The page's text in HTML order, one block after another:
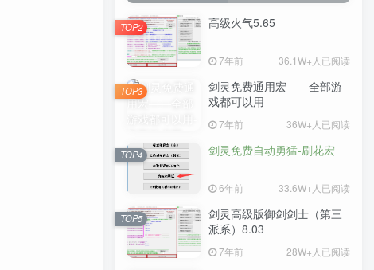
高级火气5.65
7年前 36.1W+人已阅读
TOP2
剑灵免费通用宏——全部游
戏都可以用
7年前 36W+人已阅读
TOP3
剑灵免费自动勇猛-刷花宏
6年前 33.6W+人已阅读
TOP4
剑灵高级版御剑剑士（第三
派系）8.03
7年前 28W+人已阅读
TOP5